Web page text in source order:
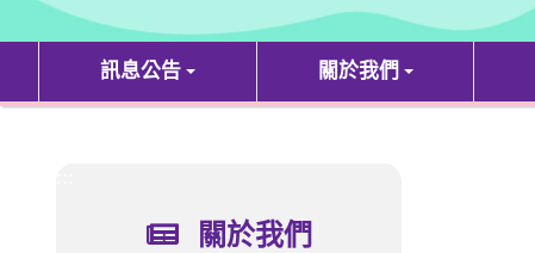
訊息公告 關於我們
關於我們